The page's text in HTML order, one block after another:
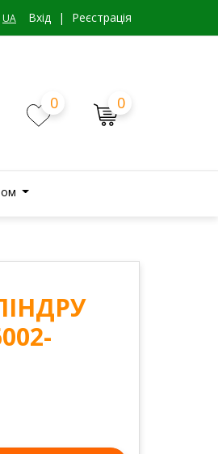
UA Вхiд | Реєстрація
0 0